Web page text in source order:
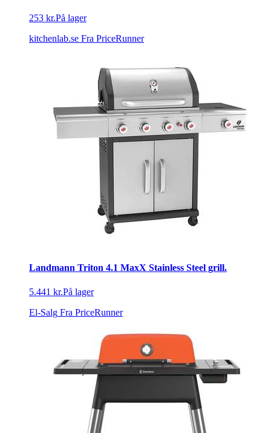
253 kr.På lager
kitchenlab.se Fra PriceRunner
Landmann Triton 4.1 MaxX Stainless Steel grill.
5.441 kr.På lager
El-Salg Fra PriceRunner